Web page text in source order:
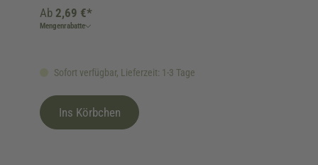
Sofort verfügbar, Lieferzeit: 1-3 Tage
Ab 2,69 €*
Mengenrabatte
Ins Körbchen